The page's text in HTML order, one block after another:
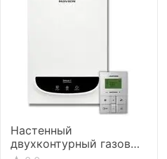
Настенный
двухконтурный газовый